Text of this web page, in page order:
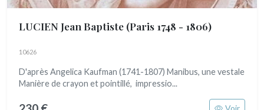
LUCIEN Jean Baptiste (Paris 1748 - 1806)
10626
D'après Angelica Kaufman (1741-1807) Manibus, une vestale
Manière de crayon et pointillé, impressio...
Voir